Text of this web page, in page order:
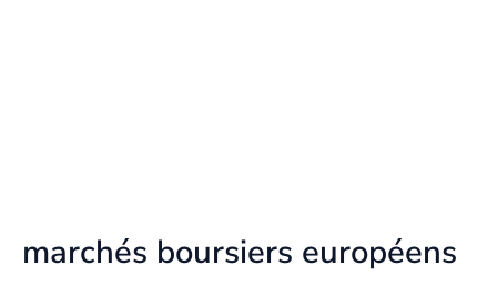
marchés boursiers européens